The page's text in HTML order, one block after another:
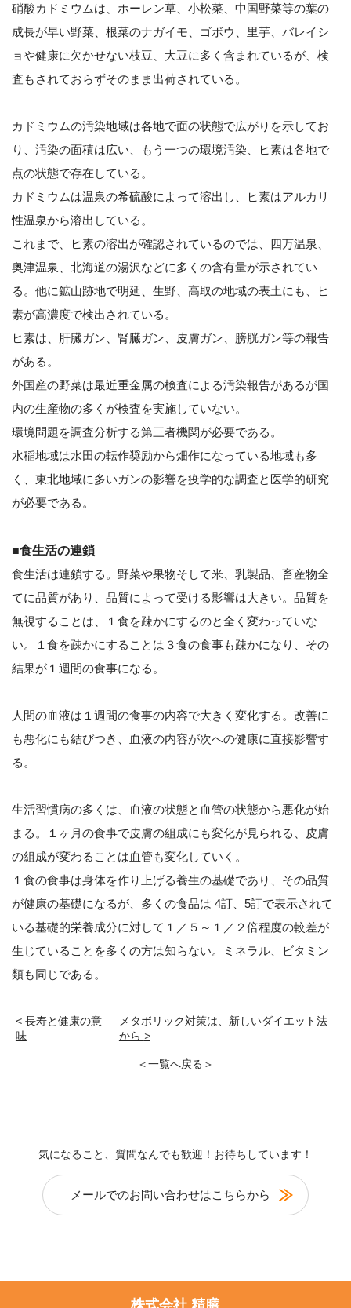
硝酸カドミウムは、ホーレン草、小松菜、中国野菜等の葉の
成長が早い野菜、根菜のナガイモ、ゴボウ、里芋、バレイシ
ョや健康に欠かせない枝豆、大豆に多く含まれているが、検
査もされておらずそのまま出荷されている。
カドミウムの汚染地域は各地で面の状態で広がりを示してお
り、汚染の面積は広い、もう一つの環境汚染、ヒ素は各地で
点の状態で存在している。
カドミウムは温泉の希硫酸によって溶出し、ヒ素はアルカリ
性温泉から溶出している。
これまで、ヒ素の溶出が確認されているのでは、四万温泉、
奥津温泉、北海道の湯沢などに多くの含有量が示されてい
る。他に鉱山跡地で明延、生野、高取の地域の表土にも、ヒ
素が高濃度で検出されている。
ヒ素は、肝臓ガン、腎臓ガン、皮膚ガン、膀胱ガン等の報告
がある。
外国産の野菜は最近重金属の検査による汚染報告があるが国
内の生産物の多くが検査を実施していない。
環境問題を調査分析する第三者機関が必要である。
水稲地域は水田の転作奨励から畑作になっている地域も多
く、東北地域に多いガンの影響を疫学的な調査と医学的研究
が必要である。
■食生活の連鎖
食生活は連鎖する。野菜や果物そして米、乳製品、畜産物全
てに品質があり、品質によって受ける影響は大きい。品質を
無視することは、１食を疎かにするのと全く変わっていな
い。１食を疎かにすることは３食の食事も疎かになり、その
結果が１週間の食事になる。
人間の血液は１週間の食事の内容で大きく変化する。改善に
も悪化にも結びつき、血液の内容が次への健康に直接影響す
る。
生活習慣病の多くは、血液の状態と血管の状態から悪化が始
まる。１ヶ月の食事で皮膚の組成にも変化が見られる、皮膚
の組成が変わることは血管も変化していく。
１食の食事は身体を作り上げる養生の基礎であり、その品質
が健康の基礎になるが、多くの食品は 4訂、5訂で表示されて
いる基礎的栄養成分に対して１／５～１／２倍程度の較差が
生じていることを多くの方は知らない。ミネラル、ビタミン
類も同じである。
<長寿と健康の意
味
メタボリック対策は、新しいダイエット法
から >
＜一覧へ戻る＞
気になること、質問なんでも歓迎！お待ちしています！
メールでのお問い合わせはこちらから